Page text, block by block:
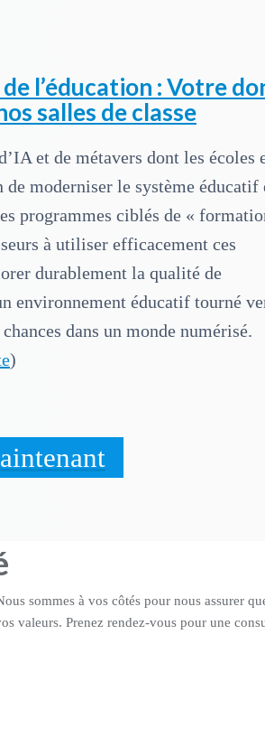
l’éducation : Votre
salles de classe
et de métavers dont les écoles
moderniser le système éducatif
programmes ciblés de «
à utiliser efficacement ces
durablement la qualité de
environnement éducatif tourné
dans un monde numérisé.
)
sommes à vos côtés pour nous assurer
valeurs. Prenez rendez-vous pour une